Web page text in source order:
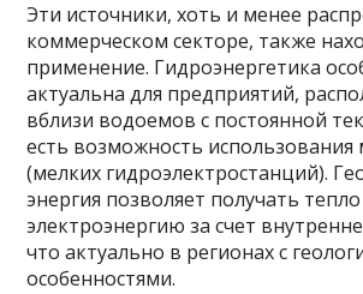
Эти источники, хоть и менее
коммерческом секторе, также
применение. Гидроэнергетика
актуальна для предприятий,
вблизи водоемов с постоянной
есть возможность
(мелких гидроэлектростанций).
энергия позволяет получать
электроэнергию за счет
что актуально в регионах с
особенностями.